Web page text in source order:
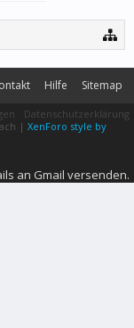
Hilfe Sitemap
Datenschutzerklärung
| XenForo style by
an Gmail versenden.